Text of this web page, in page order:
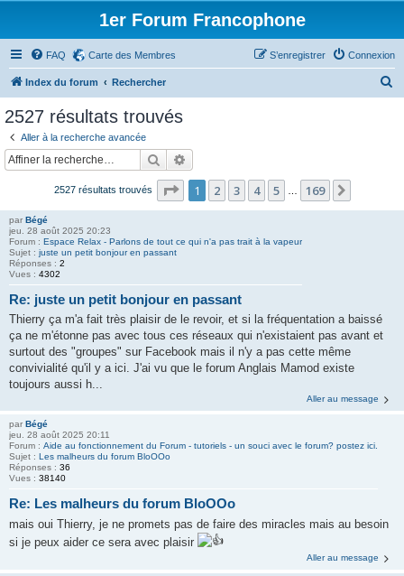
1er Forum Francophone
FAQ Carte des Membres Connexion
S’enregistrer
Index du forum Rechercher
c
2527 résultats trouvés
Aller à la recherche avancée
Rechercher
2527 résultats trouvés Page 1sur 169
1 2 3 4 5 169
par Bégé
jeu. 28 août 2025 20:23
Forum : Espace Relax - Parlons de tout ce qui n'a pas trait à la vapeur
Sujet : juste un petit bonjour en passant
Réponses : 2
Vues : 4302
Re: juste un petit bonjour en passant
Thierry ça m'a fait très plaisir de le revoir, et si la fréquentation a baissé
ça ne m'étonne pas avec tous ces réseaux qui n'existaient pas avant et
surtout des "groupes" sur Facebook mais il n'y a pas cette même
convivialité qu'il y a ici. J'ai vu que le forum Anglais Mamod existe
toujours aussi h...
Aller au message
par Bégé
jeu. 28 août 2025 20:11
Forum : Aide au fonctionnement du Forum - tutoriels - un souci avec le forum? postez ici.
Sujet : Les malheurs du forum BloOOo
Réponses : 36
Vues : 38140
Re: Les malheurs du forum BloOOo
mais oui Thierry, je ne promets pas de faire des miracles mais au besoin
si je peux aider ce sera avec plaisir
Aller au message